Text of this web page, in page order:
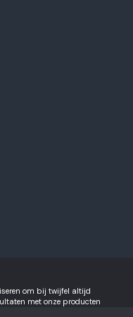
om bij twijfel altijd
met onze producten